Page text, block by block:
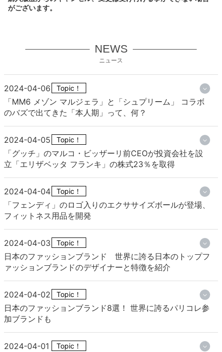
がございます。
NEWS
ニュース
2024-04-06 Topic！
「MM6 メゾン マルジェラ」と「シュプリーム」 コラボ
のバズで出てきた「本人期」って、何？
2024-04-05 Topic！
「グッチ」のマルコ・ビッザーリ前CEOが投資会社を設
立「エリザベッタ フランキ」の株式23％を取得
2024-04-04 Topic！
「フェンディ」のロゴ入りのエクササイズボールが登場、
フィットネス用品を開発
2024-04-03 Topic！
日本のファッションブランド 世界に誇る日本のトップフ
ァッションブランドのデザイナーと特徴を紹介
2024-04-02 Topic！
日本のファッションブランド8選！ 世界に誇るパリコレ参
加ブランドも
2024-04-01 Topic！